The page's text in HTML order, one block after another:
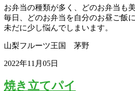
お弁当の種類が多く、どのお弁当も
毎日、どのお弁当を自分のお昼ご飯
未だに少し悩んでしまいます。
山梨フルーツ王国 茅野
2022年11月05日
焼き立てパイ